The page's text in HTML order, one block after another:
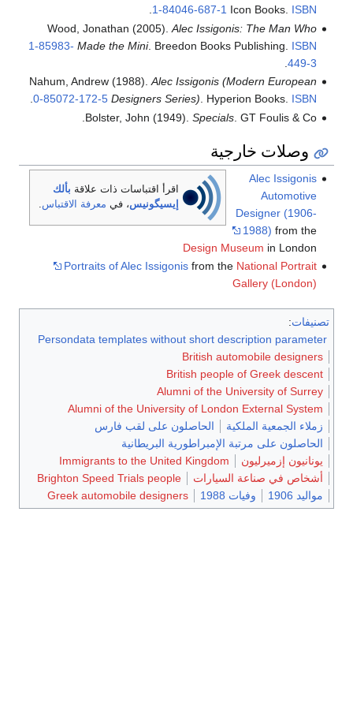
Icon Books. ISBN
1-84046-687-1
.
Wood, Jonathan (2005). Alec Issigonis: The Man Who
Made the Mini. Breedon Books Publishing. ISBN
1-85983-
449-3
Nahum, Andrew (1988).Alec Issigonis (Modern European
Designers Series). Hyperion Books. ISBN
0-85072-172-5
.
Bolster, John (1949). Specials. GT Foulis & Co.
وصلات خارجية
اقرأ اقتباسات ذات علاقة بألك
إيسيگونيس، في معرفة الاقتباس.
Alec Issigonis
Automotive
Designer (1906-
1988) from the
Design Museum in London
Portraits of Alec Issigonisfrom the National Portrait
Gallery (London)
تصنيفات:
Persondata templates without short description parameter
British automobile designers
British people of Greek descent
Alumni of the University of Surrey
Alumni of the University of London External System
زملاء الجمعية الملكية
الحاصلون على لقب فارس
الحاصلون على مرتبة الإمبراطورية البريطانية
يونانيون إزميرليون
Immigrants to the United Kingdom
أشخاص في صناعة السيارات
Brighton Speed Trials people
مواليد 1906
وفيات 1988 Greek automobile designers